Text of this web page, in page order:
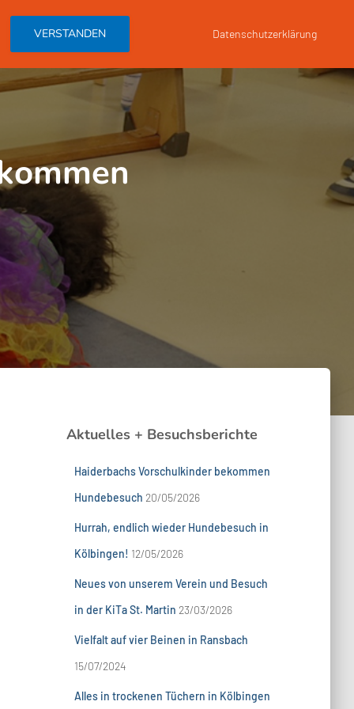
DER HUNDEBESUCH HUNDEBESUCHSTEAM WERDEN
Aktuelles + Besuchsberichte
Haiderbachs Vorschulkinder bekommen
Hundebesuch 20/05/2026
Hurrah, endlich wieder Hundebesuch in
Kölbingen! 12/05/2026
Neues von unserem Verein und Besuch
in der KiTa St. Martin 23/03/2026
Vielfalt auf vier Beinen in Ransbach
15/07/2024
Alles in trockenen Tüchern in Kölbingen
VERSTANDEN Datenschutzerklärung